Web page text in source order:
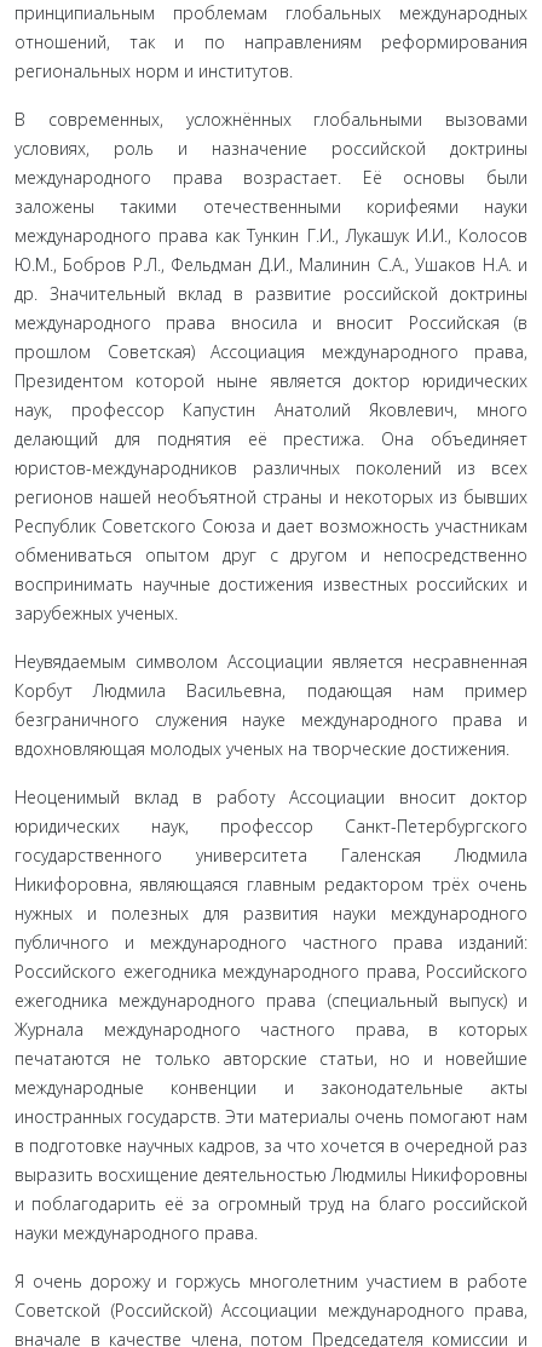
принципиальным проблемам глобальных международных
отношений, так и по направлениям реформирования
региональных норм и институтов.
В современных, усложнённых глобальными вызовами
условиях, роль и назначение российской доктрины
международного права возрастает. Её основы были
заложены такими отечественными корифеями науки
международного права как Тункин Г.И., Лукашук И.И., Колосов
Ю.М., Бобров Р.Л., Фельдман Д.И., Малинин С.А., Ушаков Н.А. и
др. Значительный вклад в развитие российской доктрины
международного права вносила и вносит Российская (в
прошлом Советская) Ассоциация международного права,
Президентом которой ныне является доктор юридических
наук, профессор Капустин Анатолий Яковлевич, много
делающий для поднятия её престижа. Она объединяет
юристов-международников различных поколений из всех
регионов нашей необъятной страны и некоторых из бывших
Республик Советского Союза и дает возможность участникам
обмениваться опытом друг с другом и непосредственно
воспринимать научные достижения известных российских и
зарубежных ученых.
Неувядаемым символом Ассоциации является несравненная
Корбут Людмила Васильевна, подающая нам пример
безграничного служения науке международного права и
вдохновляющая молодых ученых на творческие достижения.
Неоценимый вклад в работу Ассоциации вносит доктор
юридических наук, профессор Санкт-Петербургского
государственного университета Галенская Людмила
Никифоровна, являющаяся главным редактором трёх очень
нужных и полезных для развития науки международного
публичного и международного частного права изданий:
Российского ежегодника международного права, Российского
ежегодника международного права (специальный выпуск) и
Журнала международного частного права, в которых
печатаются не только авторские статьи, но и новейшие
международные конвенции и законодательные акты
иностранных государств. Эти материалы очень помогают нам
в подготовке научных кадров, за что хочется в очередной раз
выразить восхищение деятельностью Людмилы Никифоровны
и поблагодарить её за огромный труд на благо российской
науки международного права.
Я очень дорожу и горжусь многолетним участием в работе
Советской (Российской) Ассоциации международного права,
вначале в качестве члена, потом Председателя комиссии и